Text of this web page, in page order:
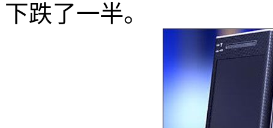
下跌了一半。